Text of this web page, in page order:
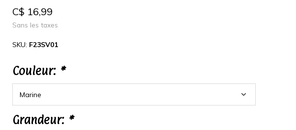
C$ 16,99
Sans les taxes
SKU: F23SV01
Couleur: *
Grandeur: *